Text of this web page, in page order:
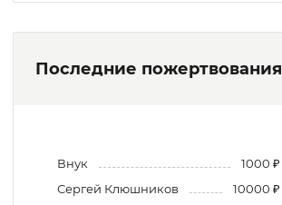
Последние пожертвования
Внук
1000 ₽
Сергей Клюшников
10000 ₽